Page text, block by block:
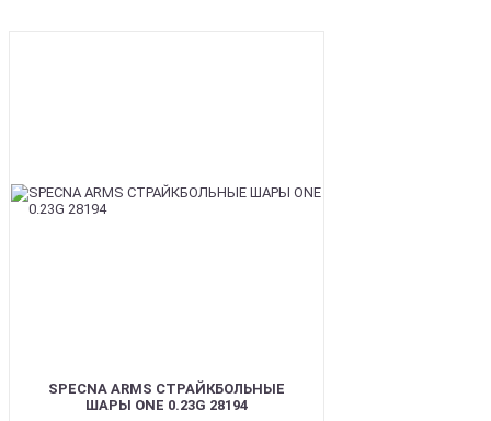
SPECNA ARMS СТРАЙКБОЛЬНЫЕ
ШАРЫ ONE 0.23G 28194